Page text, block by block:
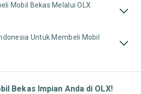
Mobil Bekas Melalui OLX
Untuk Membeli Mobil
Bekas Impian Anda di OLX!